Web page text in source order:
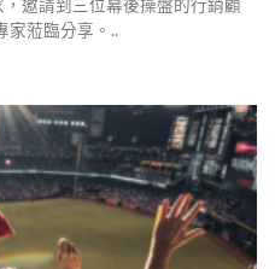
邀請到三位幕後操盤的行銷顧
家蒞臨分享。..